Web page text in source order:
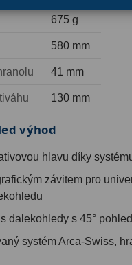
17
675 g
580 mm
41 mm
130 mm
výhod
hlavu díky
závitem pro
dalekohledy s 45°
systém Arca-Swiss,